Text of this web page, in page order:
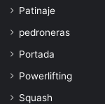
Patinaje
pedroneras
Portada
Powerlifting
Squash